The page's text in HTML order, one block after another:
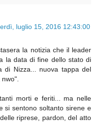
luglio 15, 2016 12:43:00
la notizia che il leader
la data di fine dello stato di
di Nizza... nuova tappa del
morti e feriti... ma nelle
si sentono soltanto sirene e
riprese, pardon, del atto